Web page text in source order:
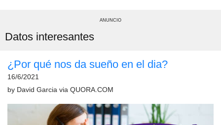
ANUNCIO
Datos interesantes
¿Por qué nos da sueño en el dia?
16/6/2021
by David Garcia via QUORA.COM